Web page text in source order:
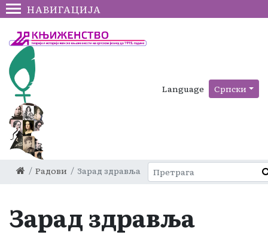
НАВИГАЦИЈА
Language Српски
Радови Зарад здравља
Зарад здравља